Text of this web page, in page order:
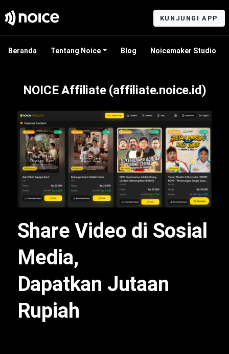
KUNJUNGI APP
Beranda Tentang Noice Blog Noicemaker Studio
NOICE Affiliate (affiliate.noice.id)
Share Video di Sosial
Media,
Dapatkan Jutaan
Rupiah